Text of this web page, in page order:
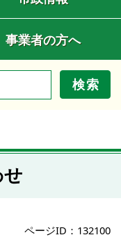
事業者の方へ
検索
ページID：132100